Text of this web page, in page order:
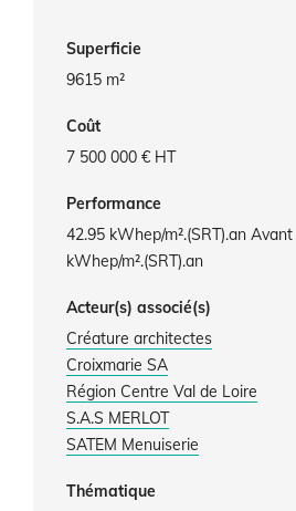
Superficie
9615 m²
Coût
7 500 000 € HT
Performance
42.95 kWhep/m².(SRT).an
kWhep/m².(SRT).an
Acteur(s) associé(s)
Créature architectes
Croixmarie SA
Région Centre Val de Loire
S.A.S MERLOT
SATEM Menuiserie
Thématique